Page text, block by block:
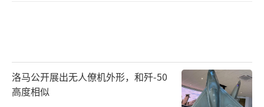
洛马公开展出无人僚机外形，和歼-50
高度相似